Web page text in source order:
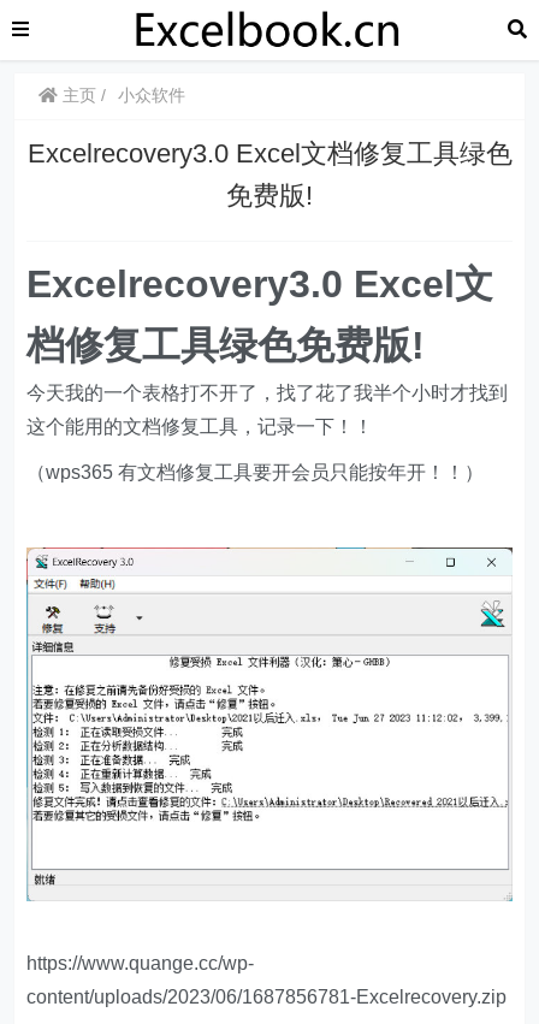
主页 小众软件
Excelrecovery3.0 Excel文档修复工具绿色
免费版!
Excelrecovery3.0 Excel文
档修复工具绿色免费版!
今天我的一个表格打不开了，找了花了我半个小时才找到
这个能用的文档修复工具，记录一下！！
（wps365 有文档修复工具要开会员只能按年开！！）
https://www.quange.cc/wp-
content/uploads/2023/06/1687856781-Excelrecovery.zip